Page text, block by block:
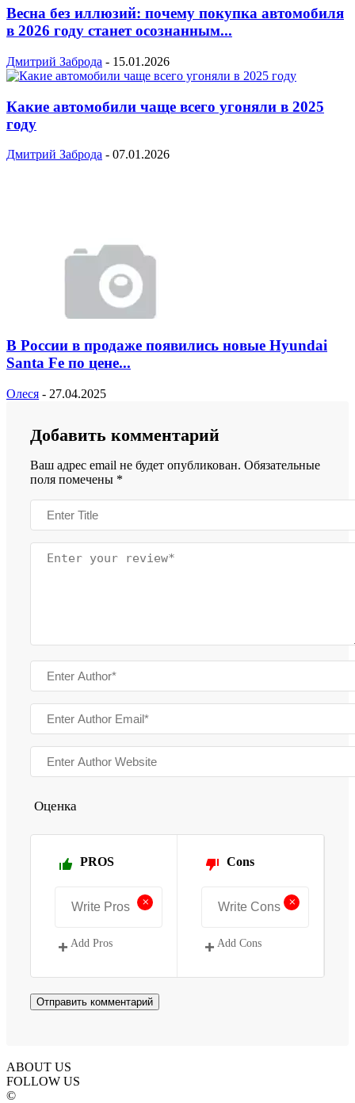
Весна без иллюзий: почему покупка автомобиля
в 2026 году станет осознанным...
Дмитрий Заброда - 15.01.2026
Какие автомобили чаще всего угоняли в 2025
году
Дмитрий Заброда - 07.01.2026
В России в продаже появились новые Hyundai
Santa Fe по цене...
Олеся - 27.04.2025
Добавить комментарий
Ваш адрес email не будет опубликован. Обязательные
поля помечены *
Оценка
PROS
+
Add Pros
Cons
+
Add Cons
ABOUT US
FOLLOW US
©